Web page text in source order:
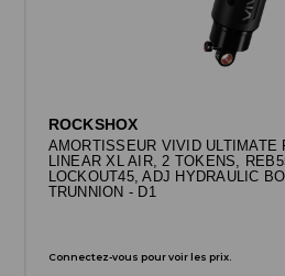
ROCKSHOX
AMORTISSEUR VIVID ULTIMATE
LINEAR XL AIR, 2 TOKENS,
LOCKOUT45, ADJ HYDRAULIC
TRUNNION - D1
Connectez-vous pour voir les prix.